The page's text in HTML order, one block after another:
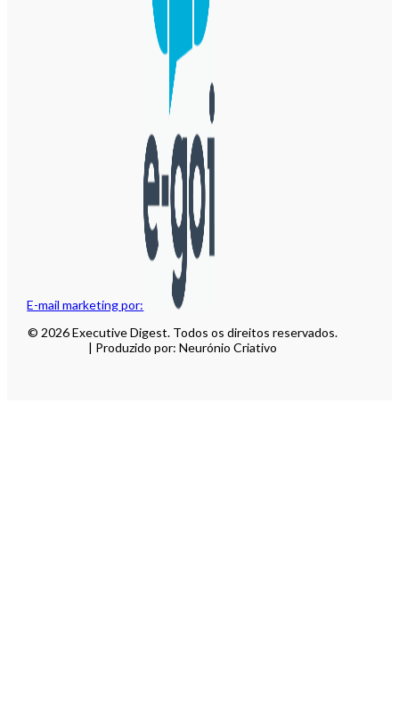
E-mail marketing por:
© 2026 Executive Digest. Todos os direitos reservados.
| Produzido por: Neurónio Criativo